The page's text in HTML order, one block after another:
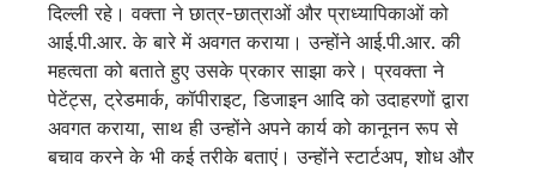
दिल्ली रहे। वक्ता ने छात्र-छात्राओं और प्राध्यापिकाओं को
आई.पी.आर. के बारे में अवगत कराया। उन्होंने आई.पी.आर. की
महत्वता को बताते हुए उसके प्रकार साझा करे। प्रवक्ता ने
पेटेंट्स, ट्रेडमार्क, कॉपीराइट, डिजाइन आदि को उदाहरणों द्वारा
अवगत कराया, साथ ही उन्होंने अपने कार्य को कानूनन रूप से
बचाव करने के भी कई तरीके बताएं। उन्होंने स्टार्टअप, शोध और